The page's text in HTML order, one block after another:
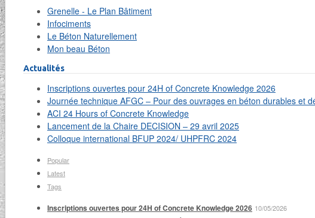
Grenelle - Le Plan Bâtiment
Infociments
Le Béton Naturellement
Mon beau Béton
Actualités
Inscriptions ouvertes pour 24H of Concrete Knowledge 2026
Journée technique AFGC – Pour des ouvrages en béton durables et
ACI 24 Hours of Concrete Knowledge
Lancement de la Chaire DECISION – 29 avril 2025
Colloque international BFUP 2024/ UHPFRC 2024
Popular
Latest
Tags
Inscriptions ouvertes pour 24H of Concrete Knowledge 2026 10/05/2026